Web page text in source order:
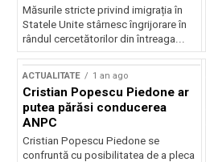
Măsurile stricte privind imigrația în
Statele Unite stârnesc îngrijorare în
rândul cercetătorilor din întreaga...
ACTUALITATE 1 an ago
Cristian Popescu Piedone ar
putea părăsi conducerea
ANPC
Cristian Popescu Piedone se
confruntă cu posibilitatea de a pleca